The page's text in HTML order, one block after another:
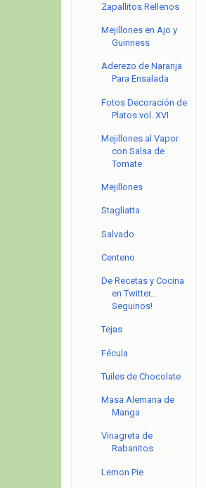
Zapallitos Rellenos
Mejillones en Ajo y
Guinness
Aderezo de Naranja
Para Ensalada
Fotos Decoración de
Platos vol. XVI
Mejillones al Vapor
con Salsa de
Tomate
Mejillones
Stagliatta
Salvado
Centeno
De Recetas y Cocina
en Twitter...
Seguinos!
Tejas
Fécula
Tuiles de Chocolate
Masa Alemana de
Manga
Vinagreta de
Rabanitos
Lemon Pie